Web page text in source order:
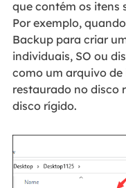
que contém os itens
Por exemplo,
Backup para criar
individuais, SO ou
como um arquivo de
restaurado no disco
disco rígido.